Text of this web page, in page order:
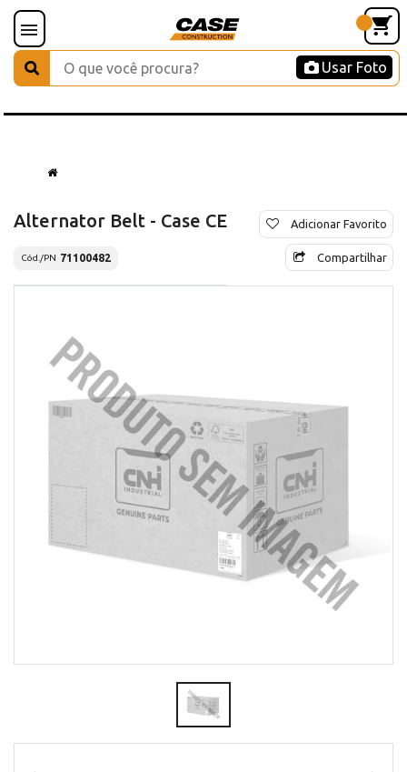
Usar Foto
Alternator Belt - Case CE
Cód./PN 71100482
Adicionar Favorito
Compartilhar